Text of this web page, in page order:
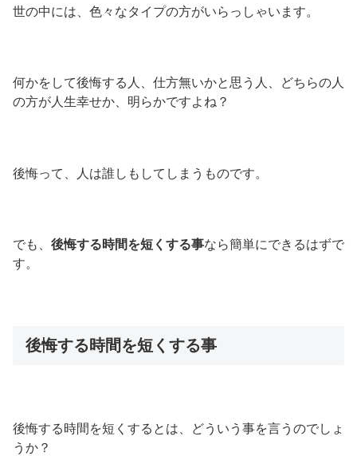
世の中には、色々なタイプの方がいらっしゃいます。
何かをして後悔する人、仕方無いかと思う人、どちらの人
の方が人生幸せか、明らかですよね？
後悔って、人は誰しもしてしまうものです。
でも、 後悔する時間を短くする事なら簡単にできるはずで
す。
後悔する時間を短くする事
後悔する時間を短くするとは、どういう事を言うのでしょ
うか？